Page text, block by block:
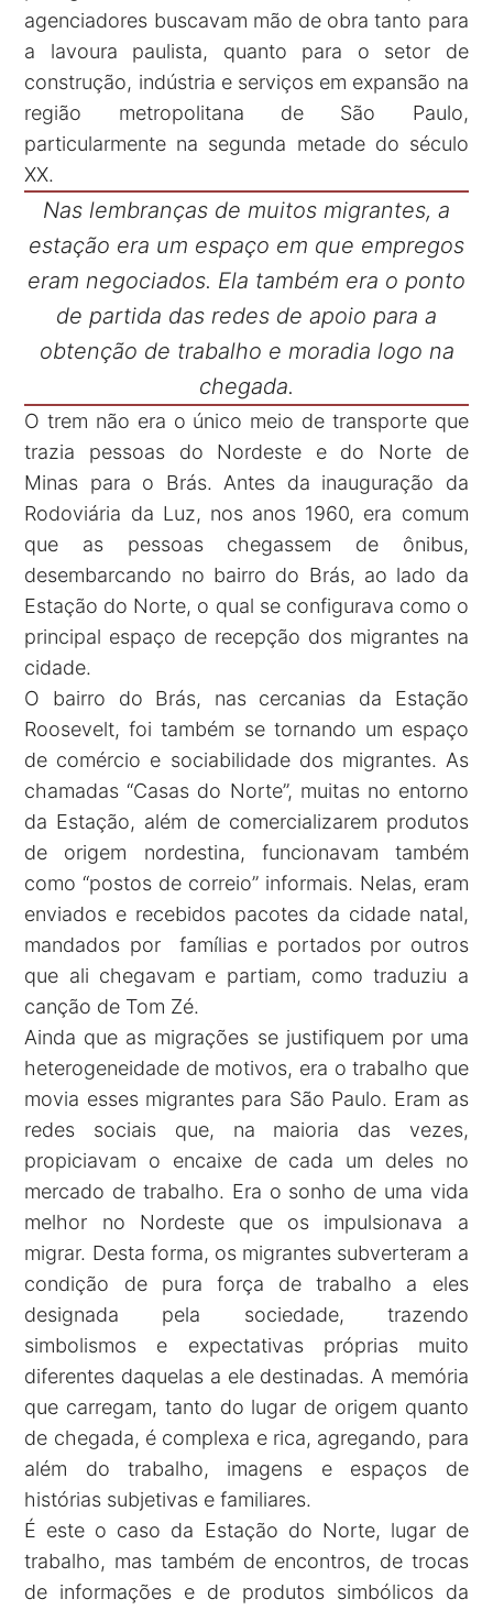
agenciadores buscavam mão de obra tanto para
a lavoura paulista, quanto para o setor de
construção, indústria e serviços em expansão na
região metropolitana de São Paulo,
particularmente na segunda metade do século
XX.
Nas lembranças de muitos migrantes, a
estação era um espaço em que empregos
eram negociados. Ela também era o ponto
de partida das redes de apoio para a
obtenção de trabalho e moradia logo na
chegada.
O trem não era o único meio de transporte que
trazia pessoas do Nordeste e do Norte de
Minas para o Brás. Antes da inauguração da
Rodoviária da Luz, nos anos 1960, era comum
que as pessoas chegassem de ônibus,
desembarcando no bairro do Brás, ao lado da
Estação do Norte, o qual se configurava como o
principal espaço de recepção dos migrantes na
cidade.
O bairro do Brás, nas cercanias da Estação
Roosevelt, foi também se tornando um espaço
de comércio e sociabilidade dos migrantes. As
chamadas “Casas do Norte”, muitas no entorno
da Estação, além de comercializarem produtos
de origem nordestina, funcionavam também
como “postos de correio” informais. Nelas, eram
enviados e recebidos pacotes da cidade natal,
mandados por famílias e portados por outros
que ali chegavam e partiam, como traduziu a
canção de Tom Zé.
Ainda que as migrações se justifiquem por uma
heterogeneidade de motivos, era o trabalho que
movia esses migrantes para São Paulo. Eram as
redes sociais que, na maioria das vezes,
propiciavam o encaixe de cada um deles no
mercado de trabalho. Era o sonho de uma vida
melhor no Nordeste que os impulsionava a
migrar. Desta forma, os migrantes subverteram a
condição de pura força de trabalho a eles
designada pela sociedade, trazendo
simbolismos e expectativas próprias muito
diferentes daquelas a ele destinadas. A memória
que carregam, tanto do lugar de origem quanto
de chegada, é complexa e rica, agregando, para
além do trabalho, imagens e espaços de
histórias subjetivas e familiares.
É este o caso da Estação do Norte, lugar de
trabalho, mas também de encontros, de trocas
de informações e de produtos simbólicos da